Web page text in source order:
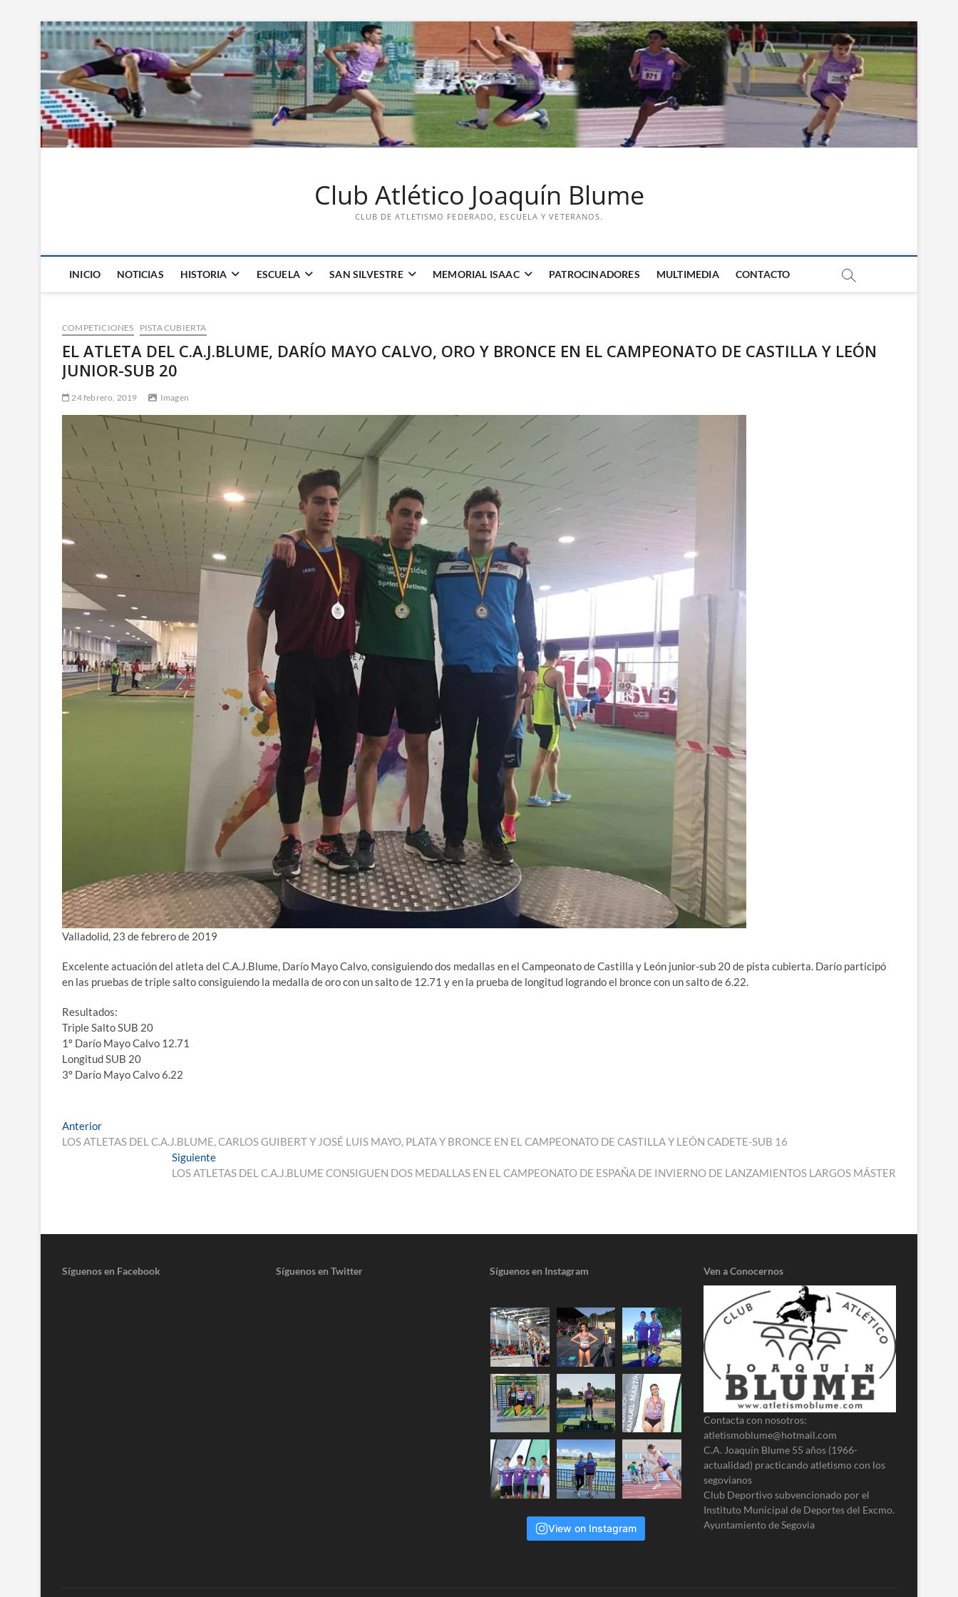
Saltar
contenido
Club Atlético Joaquín Blume
CLUB DE ATLETISMO FEDERADO, ESCUELA Y VETERANOS.
INICIO NOTICIAS HISTORIA ESCUELA SAN SILVESTRE MEMORIAL ISAAC PATROCINADORES MULTIMEDIA CONTACTO
COMPETICIONES PISTA CUBIERTA
EL ATLETA DEL C.A.J.BLUME, DARÍO MAYO CALVO, ORO Y BRONCE EN EL CAMPEONATO DE CASTILLA Y LEÓN
JUNIOR-SUB 20
24 febrero, 2019 Imagen
Valladolid, 23 de febrero de 2019
Excelente actuación del atleta del C.A.J.Blume, Darío Mayo Calvo, consiguiendo dos medallas en el Campeonato de Castilla y León junior-sub 20 de pista cubierta. Darío participó
en las pruebas de triple salto consiguiendo la medalla de oro con un salto de 12.71 y en la prueba de longitud logrando el bronce con un salto de 6.22.
Resultados:
Triple Salto SUB 20
1º Darío Mayo Calvo 12.71
Longitud SUB 20
3º Darío Mayo Calvo 6.22
Navegación
de
AnteriorEntrada
anterior:
LOS ATLETAS DEL C.A.J.BLUME, CARLOS GUIBERT Y JOSÉ LUIS MAYO, PLATA Y BRONCE EN EL CAMPEONATO DE CASTILLA Y LEÓN CADETE-SUB 16
SiguienteEntrada
siguiente:
LOS ATLETAS DEL C.A.J.BLUME CONSIGUEN DOS MEDALLAS EN EL CAMPEONATO DE ESPAÑA DE INVIERNO DE LANZAMIENTOS LARGOS MÁSTER
Síguenos en Facebook Síguenos en Twitter Síguenos en Instagram
View on Instagram
Ven a Conocernos
Contacta con nosotros:
atletismoblume@hotmail.com
C.A. Joaquín Blume 55 años (1966-
actualidad) practicando atletismo con los
segovianos
Club Deportivo subvencionado por el
Instituto Municipal de Deportes del Excmo.
Ayuntamiento de Segovia